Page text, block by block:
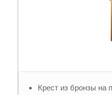
Крест из бронзы на